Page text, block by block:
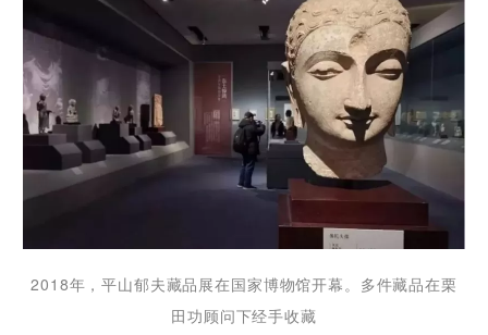
2018年，平山郁夫藏品展在国家博物馆开幕。多件藏品在栗
田功顾问下经手收藏